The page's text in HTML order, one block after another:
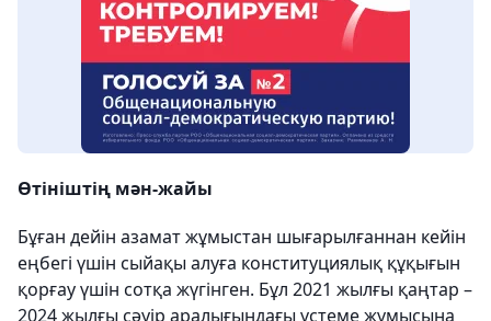
Өтініштің мән-жайы
Бұған дейін азамат жұмыстан шығарылғаннан кейін
еңбегі үшін сыйақы алуға конституциялық құқығын
қорғау үшін сотқа жүгінген. Бұл 2021 жылғы қаңтар –
2024 жылғы сәуір аралығындағы үстеме жұмысына